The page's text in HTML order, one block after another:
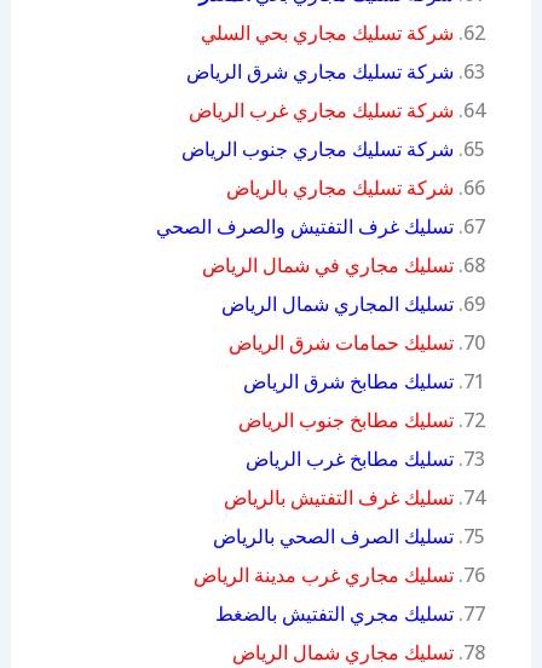
شركة تسليك مجاري بحي السلي
شركة تسليك مجاري شرق الرياض
شركة تسليك مجاري غرب الرياض
شركة تسليك مجاري جنوب الرياض
شركة تسليك مجاري بالرياض
تسليك غرف التفتيش والصرف الصحي
تسليك مجاري في شمال الرياض
تسليك المجاري شمال الرياض
تسليك حمامات شرق الرياض
تسليك مطابخ شرق الرياض
تسليك مطابخ جنوب الرياض
تسليك مطابخ غرب الرياض
تسليك غرف التفتيش بالرياض
تسليك الصرف الصحي بالرياض
تسليك مجاري غرب مدينة الرياض
تسليك مجري التفتيش بالضغط
تسليك مجاري شمال الرياض